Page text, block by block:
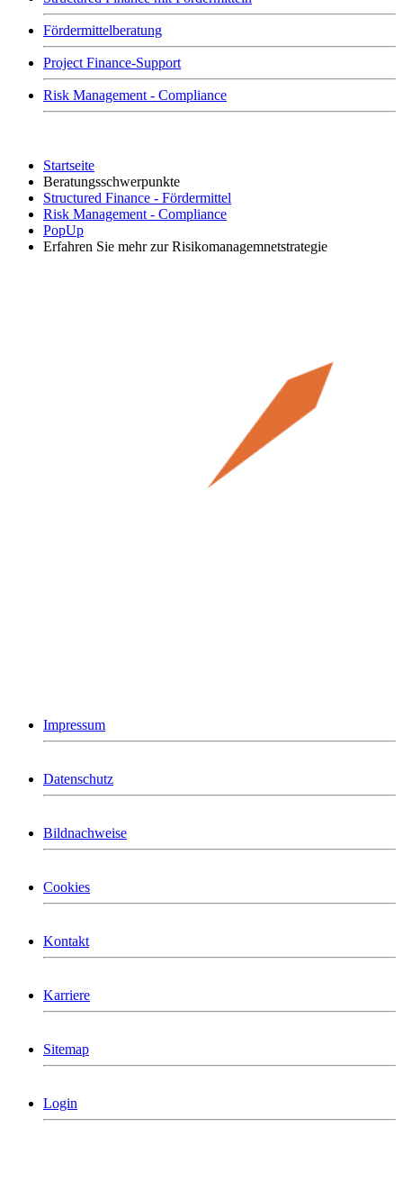
Fördermittelberatung
Project Finance-Support
Risk Management - Compliance
Startseite
Beratungsschwerpunkte
Structured Finance - Fördermittel
Risk Management - Compliance
PopUp
Erfahren Sie mehr zur Risikomanagemnetstrategie
Impressum
Datenschutz
Bildnachweise
Cookies
Kontakt
Karriere
Sitemap
Login